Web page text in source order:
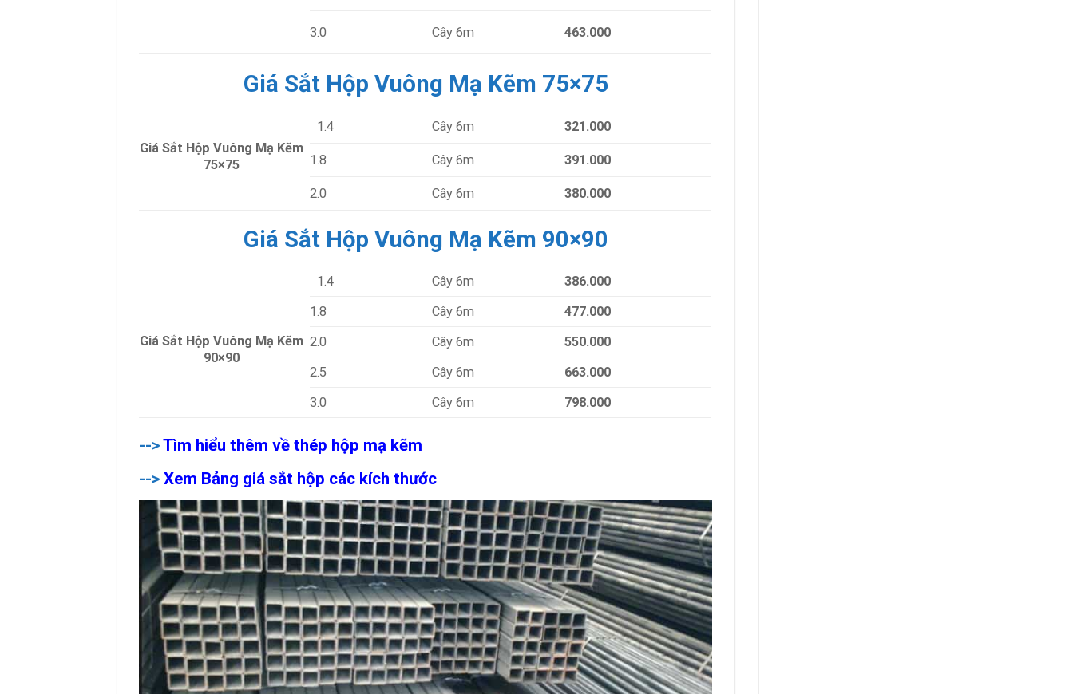
3.0 Cây 6m 463.000
Giá Sắt Hộp Vuông Mạ Kẽm 75×75
Giá Sắt Hộp Vuông Mạ Kẽm
75×75
1.4 Cây 6m 321.000
1.8 Cây 6m 391.000
2.0 Cây 6m 380.000
Giá Sắt Hộp Vuông Mạ Kẽm 90×90
Giá Sắt Hộp Vuông Mạ Kẽm
90×90
1.4 Cây 6m
386.000
1.8
Cây 6m
477.000
2.0
Cây 6m
550.000
2.5
Cây 6m
663.000
3.0
Cây 6m 798.000
-->Tìm hiểu thêm về thép hộp mạ kẽm
-->Xem Bảng giá sắt hộp các kích thước